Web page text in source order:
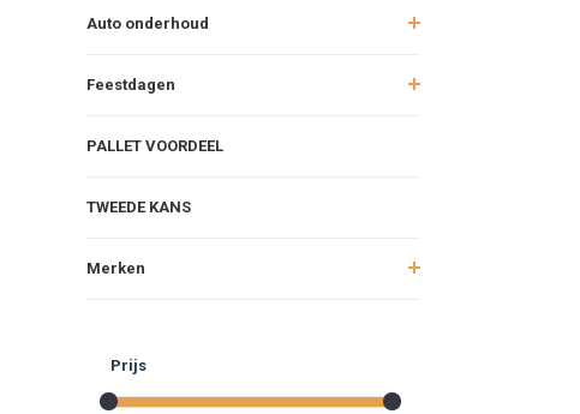
Auto onderhoud
Feestdagen
PALLET VOORDEEL
TWEEDE KANS
Merken
Prijs